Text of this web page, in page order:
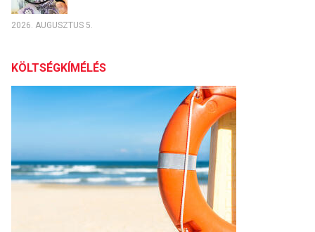
2026. AUGUSZTUS 5.
KÖLTSÉGKÍMÉLÉS